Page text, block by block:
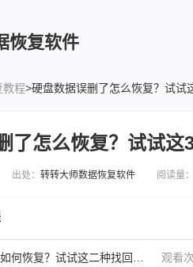
恢复软件
教程>硬盘数据误删了怎么恢复？试试
了怎么恢复？试试这3
出处： 转转大师数据恢复软件 阅读量：
观看